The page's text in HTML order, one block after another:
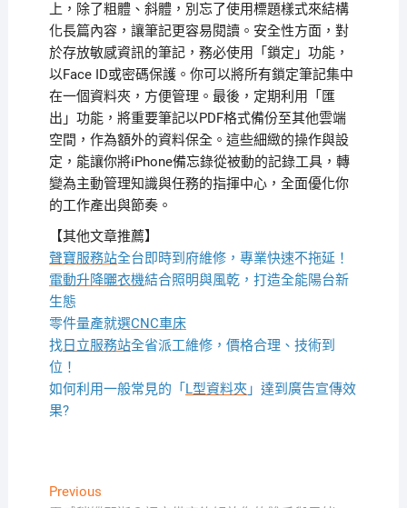
上，除了粗體、斜體，別忘了使用標題樣式來結構
化長篇內容，讓筆記更容易閱讀。安全性方面，對
於存放敏感資訊的筆記，務必使用「鎖定」功能，
以Face ID或密碼保護。你可以將所有鎖定筆記集中
在一個資料夾，方便管理。最後，定期利用「匯
出」功能，將重要筆記以PDF格式備份至其他雲端
空間，作為額外的資料保全。這些細緻的操作與設
定，能讓你將iPhone備忘錄從被動的記錄工具，轉
變為主動管理知識與任務的指揮中心，全面優化你
的工作產出與節奏。
【其他文章推薦】
聲寶服務站全台即時到府維修，專業快速不拖延！
電動升降曬衣機結合照明與風乾，打造全能陽台新
生態
零件量產就選CNC車床
找日立服務站全省派工維修，價格合理、技術到
位！
如何利用一般常見的「 L型資料夾」達到廣告宣傳效
果?
文
PreviousPrevious